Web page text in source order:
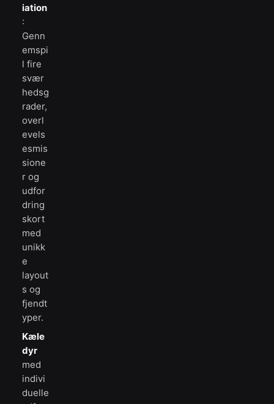
iation
:
Genn
emspi
l fire
svær
hedsg
rader,
overl
evels
esmis
sione
r og
udfor
dring
skort
med
unikk
e
layout
s og
fjendt
yper.
Kæle
dyr
med
indivi
duelle